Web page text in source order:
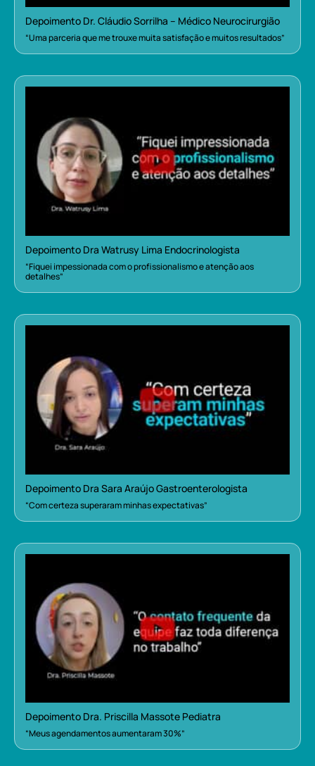
Depoimento Dr. Cláudio Sorrilha – Médico Neurocirurgião
“Uma parceria que me trouxe muita satisfação e muitos resultados”
Depoimento Dra Watrusy Lima Endocrinologista
“Fiquei impessionada com o profissionalismo e atenção aos
detalhes”
Depoimento Dra Sara Araújo Gastroenterologista
“Com certeza superaram minhas expectativas”
Depoimento Dra. Priscilla Massote Pediatra
“Meus agendamentos aumentaram 30%”